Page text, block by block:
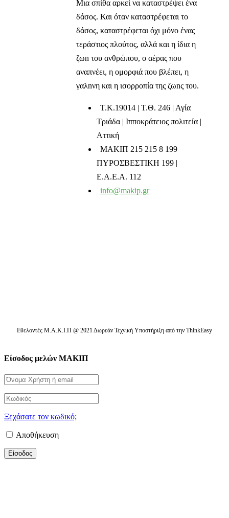
Μια σπίθα αρκεί να καταστρέψει ένα
δάσος. Και όταν καταστρέφεται το
δάσος, καταστρέφεται όχι μόνο ένας
τεράστιος πλούτος, αλλά και η ίδια η
ζωn του ανθρώπου, ο αέρας που
αναπνέει, η ομορφιά που βλέπει, η
γαλnνη και η ισορροπία της ζωnς του.
T.K.19014 | Τ.Θ. 246 | Αγία
Τριάδα | Ιπποκράτειος πολιτεία |
Αττική
ΜΑΚΙΠ 215 215 8 199
ΠΥΡΟΣΒΕΣΤΙΚΗ 199 |
Ε.Α.Ε.Α. 112
info@makip.gr
Εθελοντές Μ.Α.Κ.Ι.Π @ 2021 Δωρεάν Τεχνική Υποστήριξη από την ThinkEasy
Είσοδος μελών ΜΑΚΙΠ
Ξεχάσατε τον κωδικό;
Αποθήκευση